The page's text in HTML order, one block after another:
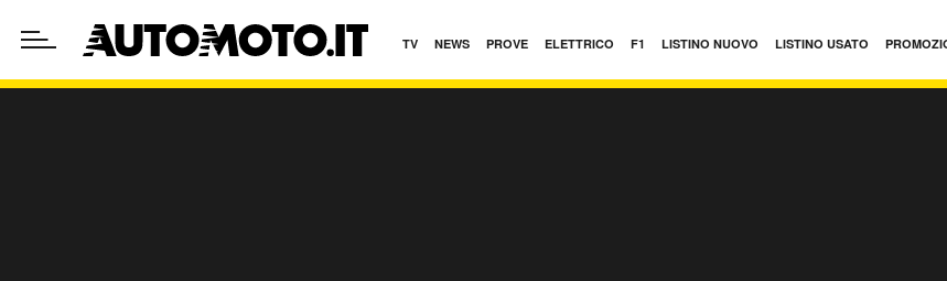
TV NEWS PROVE ELETTRICO F1 LISTINO NUOVO LISTINO USATO